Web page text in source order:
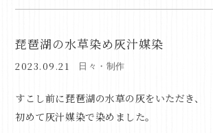
琵琶湖の水草染め灰汁媒染
2023.09.21 日々・制作
すこし前に琵琶湖の水草の灰をいただき、
初めて灰汁媒染で染めました。